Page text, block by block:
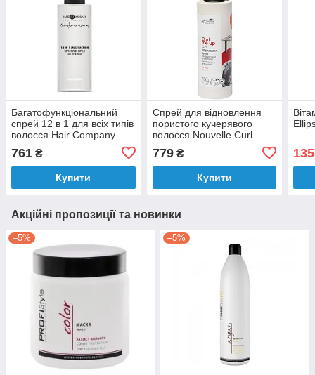
Багатофункціональний
спрей 12 в 1 для всіх типів
волосся Hair Company
Crono Age Complementary
Line 12 In 1 Multi Action
150 мл
761 ₴
Купити
Спрей для відновлення
пористого кучерявого
волосся Nouvelle Curl
Emphasizer Spray 150 мл
779₴
Купити
Акційні пропозиції та новинки
–5% –5%